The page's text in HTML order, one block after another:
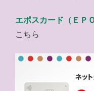
エポスカード（ＥＰ
こちら